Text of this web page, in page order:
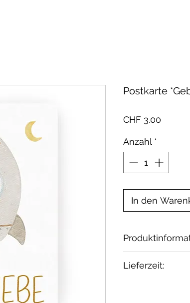
Postkarte
CHF 3.00
Anzahl *
In den
Hej Hanni.
Lieferzeit: